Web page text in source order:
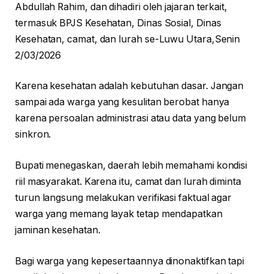
Abdullah Rahim, dan dihadiri oleh jajaran terkait,
termasuk BPJS Kesehatan, Dinas Sosial, Dinas
Kesehatan, camat, dan lurah se-Luwu Utara,Senin
2/03/2026
Karena kesehatan adalah kebutuhan dasar. Jangan
sampai ada warga yang kesulitan berobat hanya
karena persoalan administrasi atau data yang belum
sinkron.
Bupati menegaskan, daerah lebih memahami kondisi
riil masyarakat. Karena itu, camat dan lurah diminta
turun langsung melakukan verifikasi faktual agar
warga yang memang layak tetap mendapatkan
jaminan kesehatan.
Bagi warga yang kepesertaannya dinonaktifkan tapi